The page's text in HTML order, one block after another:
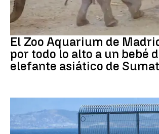
Zoo de Madrid
El Zoo Aquarium de
por todo lo alto a un bebé
elefante asiático de